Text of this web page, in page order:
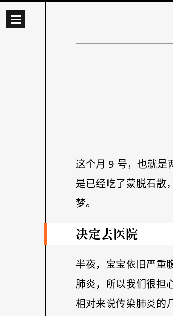
这个月 9 号，也就是
是已经吃了蒙脱石散
梦。
决定去医院
半夜，宝宝依旧严重
肺炎，所以我们很担
相对来说传染肺炎的